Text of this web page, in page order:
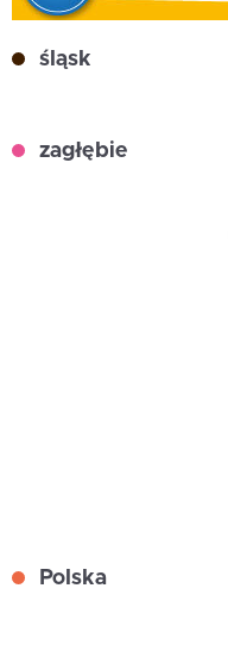
śląsk
zagłębie
Polska